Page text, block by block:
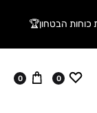
כוחות הבטחון🏆
ווישליסט
0 עגלה
0